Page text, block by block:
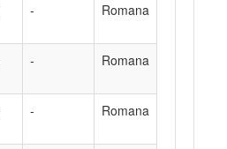
- Romana
- Romana
- Romana